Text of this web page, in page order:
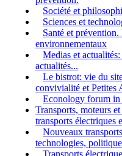
Société et
Sciences et
Santé et
environnementaux
Medias et
actualités...
Le bistrot: vie du
convivialité et Petites
Econology forum in
Transports, moteurs
transports électriques
Nouveaux
technologies,
Transports